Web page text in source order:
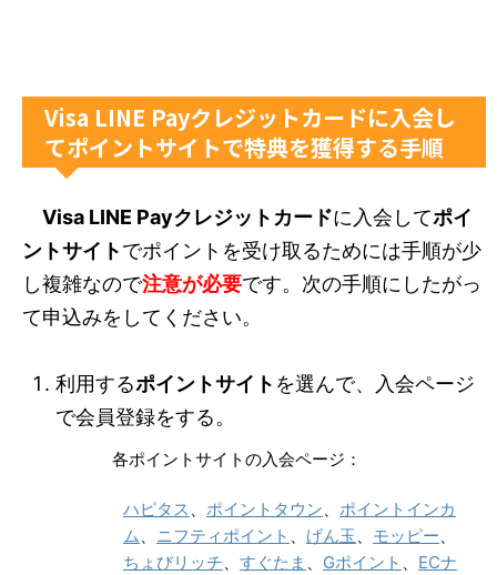
Visa LINE Payクレジットカードに入会し
てポイントサイトで特典を獲得する手順
Visa LINE Payクレジットカードに入会してポイ
ントサイトでポイントを受け取るためには手順が少
し複雑なので注意が必要です。次の手順にしたがっ
て申込みをしてください。
利用するポイントサイト を選んで、入会ページ
で会員登録をする。
各ポイントサイトの入会ページ：
ハピタス 、 ポイントタウン、 ポイントインカ
ム、 ニフティポイント 、 げん玉 、 モッピー、
ちょびリッチ、 すぐたま 、 Gポイント 、 ECナ